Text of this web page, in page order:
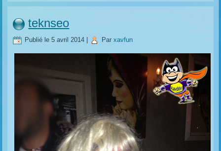
teknseo
Publié le 5 avril 2014 Par xavfun